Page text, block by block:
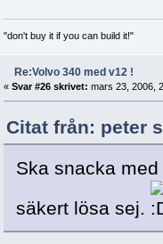
"don't buy it if you can build it!"
Re:Volvo 340 med v12 !
« Svar #26 skrivet: mars 23, 2006,
Citat från: peter
Ska snacka
säkert lösa sej.